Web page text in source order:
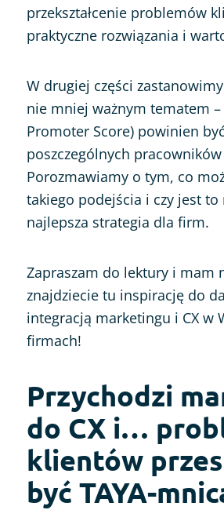
przekształcenie problemów
praktyczne rozwiązania i
W drugiej części
nie mniej ważnym tematem –
Promoter Score) powinien
poszczególnych pracowników
Porozmawiamy o tym, co
takiego podejścia i czy jest to
najlepsza strategia dla firm.
Zapraszam do lektury i mam
znajdziecie tu inspirację do
integracją marketingu i CX w
firmach!
Przychodzi
do CX i…
klientów
być TAYA-